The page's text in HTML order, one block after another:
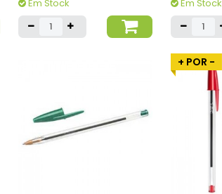
Em Stock Em Stock
+ POR -